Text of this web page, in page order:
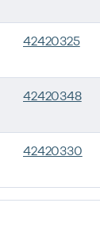
42420325
42420348
42420330